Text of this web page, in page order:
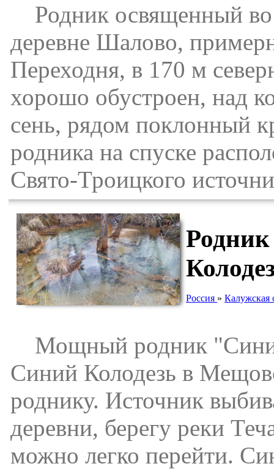
Родник освященный
деревне Шалово,
Переходня, в 170 м
хорошо обустроен, над
сень, рядом поклонный
родника на спуске
Свято-Троицкого
Россия »Калужская
Мощный родник "Синий
Синий Колодезь в
роднику. Источник
деревни, берегу реки
можно легко перейти.